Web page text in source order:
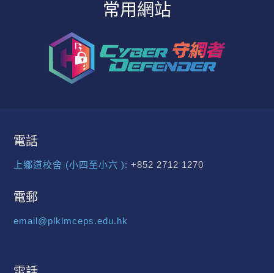
常用網站
電話
上鄉道校舍 (小四至小六 ): +852 2712 1270
電郵
email@plklmceps.edu.hk